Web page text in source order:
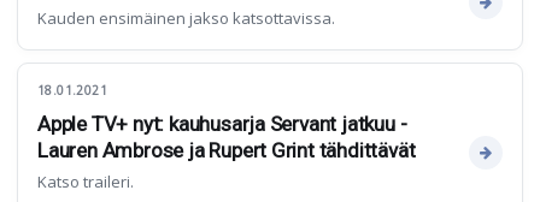
Kauden ensimäinen jakso katsottavissa.
18.01.2021
Apple TV+ nyt: kauhusarja Servant jatkuu -
Lauren Ambrose ja Rupert Grint tähdittävät
Katso traileri.